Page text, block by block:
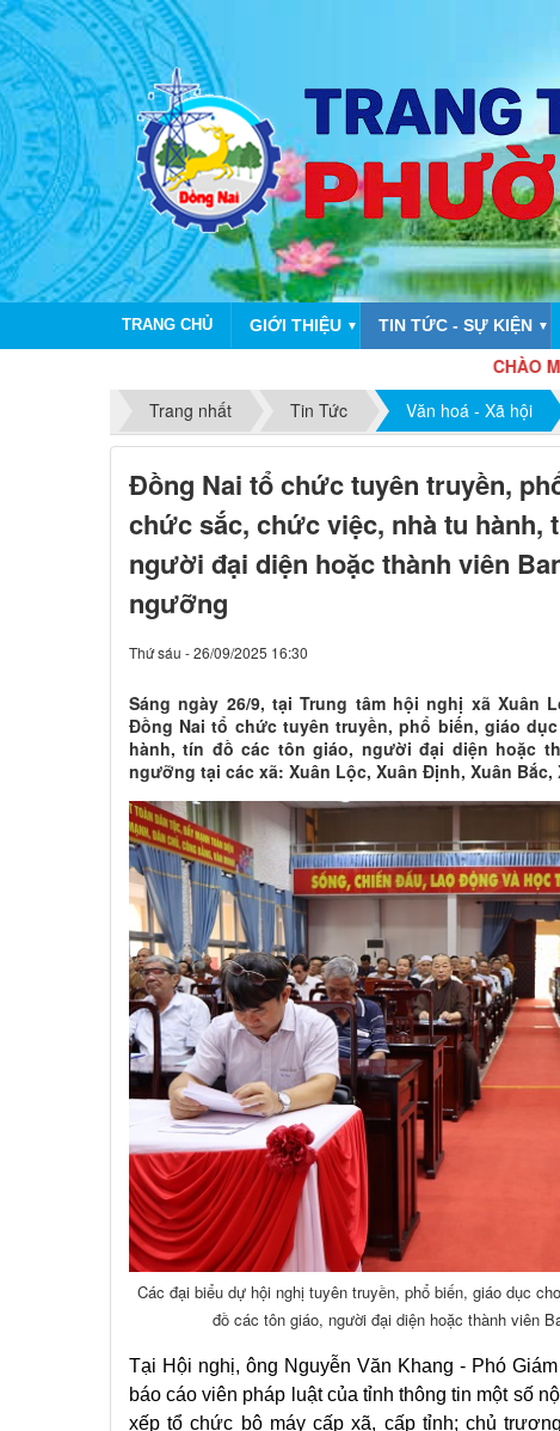
TRANG CHỦ GIỚI THIỆU ▼ TIN TỨC - SỰ KIỆN ▼
CHÀO MỪNG KỶ
Trang nhất
Tin Tức Văn hoá - Xã hội
Đồng Nai tổ chức tuyên truyền,
chức sắc, chức việc, nhà tu hành,
người đại diện hoặc thành viên
ngưỡng
Thứ sáu - 26/09/2025 16:30
Sáng ngày 26/9, tại Trung tâm hội nghị xã Xuân
Đồng Nai tổ chức tuyên truyền, phổ biến, giáo
hành, tín đồ các tôn giáo, người đại diện hoặc
ngưỡng tại các xã: Xuân Lộc, Xuân Định, Xuân Bắc,
Các đại biểu dự hội nghị tuyên truyền, phổ biến, giáo dục
đồ các tôn giáo, người đại diện hoặc thành viên
Tại Hội nghị, ông Nguyễn Văn Khang - Phó
báo cáo viên pháp luật của tỉnh thông tin một số
xếp tổ chức bộ máy cấp xã, cấp tỉnh; chủ